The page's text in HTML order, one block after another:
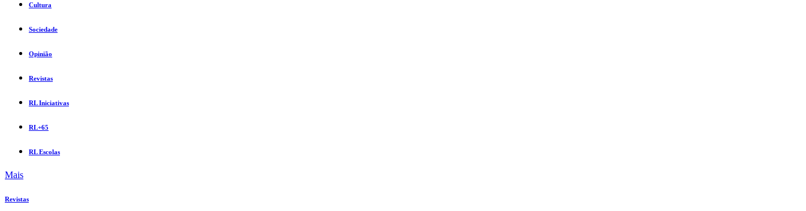
Cultura
Sociedade
Opinião
Revistas
RL Iniciativas
RL+65
RL Escolas
Mais
Revistas